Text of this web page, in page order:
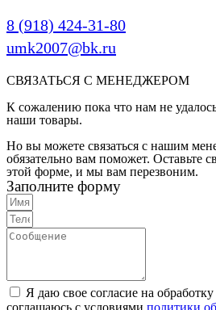
8 (918) 424-31-80
umk2007@bk.ru
СВЯЗАТЬСЯ С МЕНЕДЖЕРОМ
К сожалению пока что нам не
наши товары.
Но вы можете связаться с нашим
обязательно вам поможет. Оставьте
этой форме, и мы вам перезвоним.
Заполните форму
Я даю свое согласие на
соглашаюсь с условиями политики